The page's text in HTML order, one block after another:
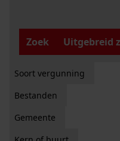
Zoek
Uitgebreid
Soort vergunning
Bestanden
Gemeente